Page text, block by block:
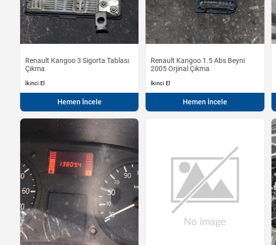
Renault Kangoo 3 Sigorta Tablası
Çıkma
İkinci El
Hemen İncele
Renault Kangoo 1.5 Abs Beyni
2005 Orjinal Çıkma
İkinci El
Hemen İncele